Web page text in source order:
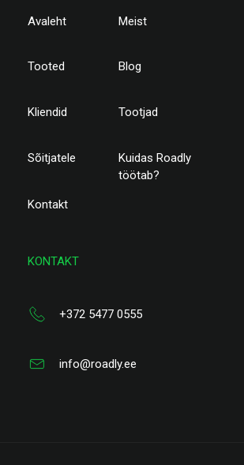
Avaleht Meist
Tooted Blog
Kliendid Tootjad
Sõitjatele
Kuidas Roadly
töötab?
Kontakt
KONTAKT
+372 5477 0555
info@roadly.ee